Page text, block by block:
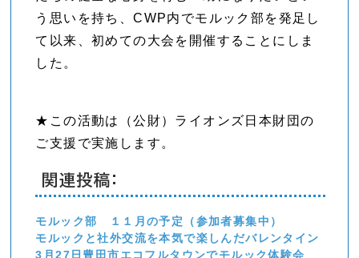
う思いを持ち、CWP内でモルック部を発足し
て以来、初めての大会を開催することにしま
した。
★この活動は（公財）ライオンズ日本財団の
ご支援で実施します。
関連投稿:
モルック部 １１月の予定（参加者募集中）
モルックと社外交流を本気で楽しんだバレンタイン
3月27日豊田市エコフルタウンでモルック体験会